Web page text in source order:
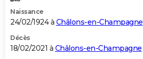
Naissance
24/02/1924 à Châlons-en-Champagne
Décès
18/02/2021 à Châlons-en-Champagne